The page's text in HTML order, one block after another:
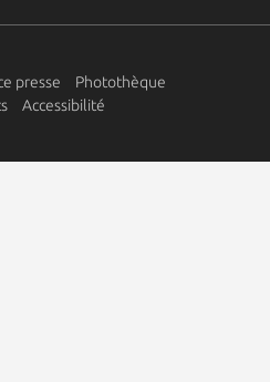
presse
Photothèque
Accessibilité